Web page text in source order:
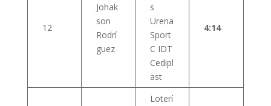
12
Johak
son
Rodrí
guez
s
Urena
Sport
C IDT
Cedipl
ast
4:14
Loterí